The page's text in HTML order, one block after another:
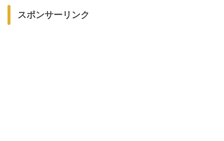
スポンサーリンク